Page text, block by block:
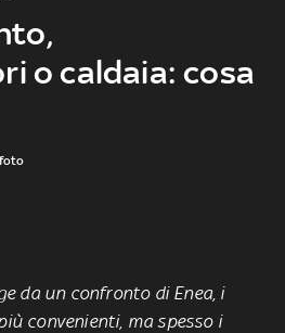
o caldaia: cosa
da un confronto di Enea, i
convenienti, ma spesso i